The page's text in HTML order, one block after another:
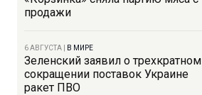
продажи
6 АВГУСТА В МИРЕ
Зеленский заявил о трехкратном
сокращении поставок Украине
ракет ПВО